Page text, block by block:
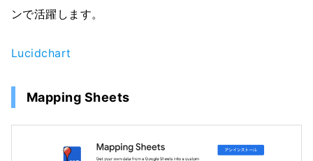
ンで活躍します。
Lucidchart
Mapping Sheets